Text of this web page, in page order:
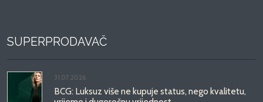
SUPERPRODAVAČ
31.07.2026.
BCG: Luksuz više ne kupuje status, nego kvalitetu,